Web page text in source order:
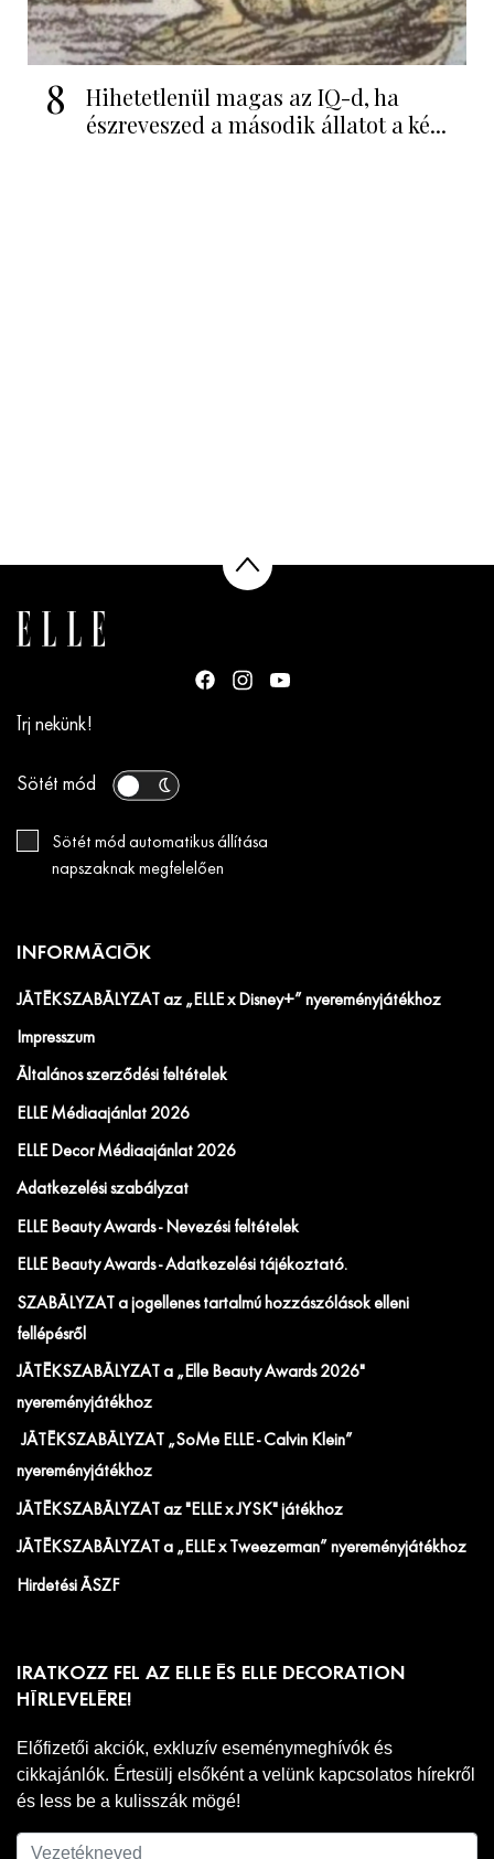
8
Hihetetlenül magas az IQ-d, ha
észreveszed a második állatot a ké...
Írj nekünk!
Sötét mód
Sötét mód automatikus állítása
napszaknak megfelelően
INFORMÁCIÓK
JÁTÉKSZABÁLYZAT az „ELLE x Disney+” nyereményjátékhoz
Impresszum
Általános szerződési feltételek
ELLE Médiaajánlat 2026
ELLE Decor Médiaajánlat 2026
Adatkezelési szabályzat
ELLE Beauty Awards - Nevezési feltételek
ELLE Beauty Awards - Adatkezelési tájékoztató.
SZABÁLYZAT a jogellenes tartalmú hozzászólások elleni
fellépésről
JÁTÉKSZABÁLYZAT a „Elle Beauty Awards 2026"
nyereményjátékhoz
JÁTÉKSZABÁLYZAT „SoMe ELLE - Calvin Klein”
nyereményjátékhoz
JÁTÉKSZABÁLYZAT az "ELLE x JYSK" játékhoz
JÁTÉKSZABÁLYZAT a „ELLE x Tweezerman” nyereményjátékhoz
Hirdetési ÁSZF
IRATKOZZ FEL AZ ELLE ÉS ELLE DECORATION
HÍRLEVELÉRE!
Előfizetői akciók, exkluzív eseménymeghívók és
cikkajánlók. Értesülj elsőként a velünk kapcsolatos hírekről
és less be a kulisszák mögé!